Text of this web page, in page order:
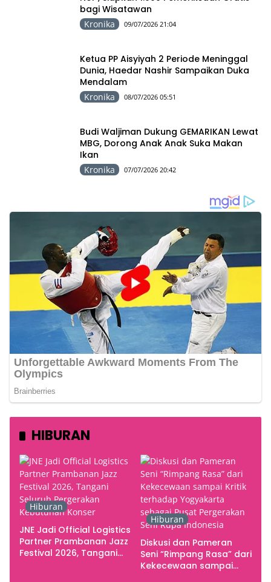
bagi Wisatawan
Kronika 09/07/2026 21:04
Ketua PP Aisyiyah 2 Periode Meninggal
Dunia, Haedar Nashir Sampaikan Duka
Mendalam
Kronika 08/07/2026 05:51
Budi Waljiman Dukung GEMARIKAN Lewat
MBG, Dorong Anak Anak Suka Makan
Ikan
Kronika 07/07/2026 20:42
HIBURAN
Hiburan
JNE Jadi Official Logistics
Partner Prambanan Jazz
Festival 2026, Tangani
Hiburan
Diskusi dan Pameran
Seni “Rimpang Rasa” dari
Kekecewaan sampai